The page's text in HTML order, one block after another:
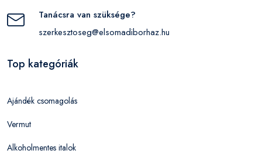
Tanácsra van szüksége?
szerkesztoseg@elsomadiborhaz.hu
Top kategóriák
Ajándék csomagolás
Vermut
Alkoholmentes italok